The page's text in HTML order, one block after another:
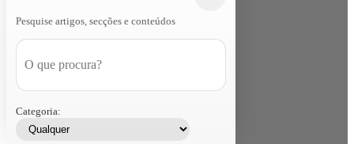
Pesquise artigos, secções e conteúdos
Categoria: